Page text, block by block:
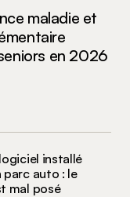
maladie et
en 2026
installé
parc auto : le
mal posé